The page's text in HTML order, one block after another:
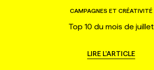
CAMPAGNES ET CRÉATIVITÉ
Top 10 du mois de juillet
LIRE L'ARTICLE